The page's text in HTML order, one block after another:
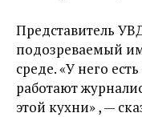
Представитель
подозреваемый
среде. «У него
работают
этой кухни» , —